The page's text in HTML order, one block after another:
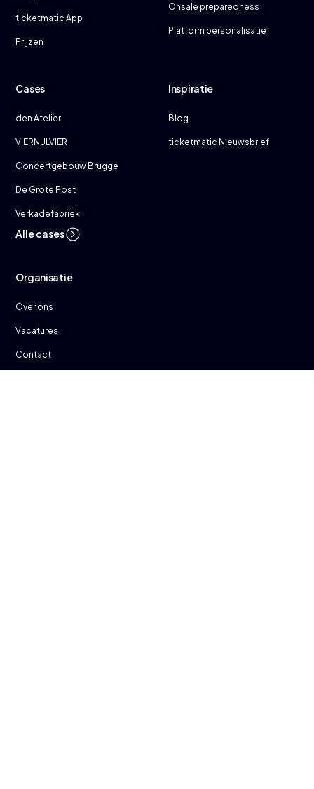
ticketmatic App
Prijzen
Onsale preparedness
Platform personalisatie
Cases
den Atelier
VIERNULVIER
Concertgebouw Brugge
De Grote Post
Verkadefabriek
Alle cases
Inspiratie
Blog
ticketmatic Nieuwsbrief
Organisatie
Over ons
Vacatures
Contact